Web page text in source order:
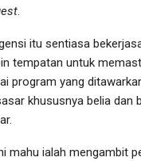
.
itu sentiasa
tempatan untuk
program yang
khususnya belia dan
mahu ialah mengambit